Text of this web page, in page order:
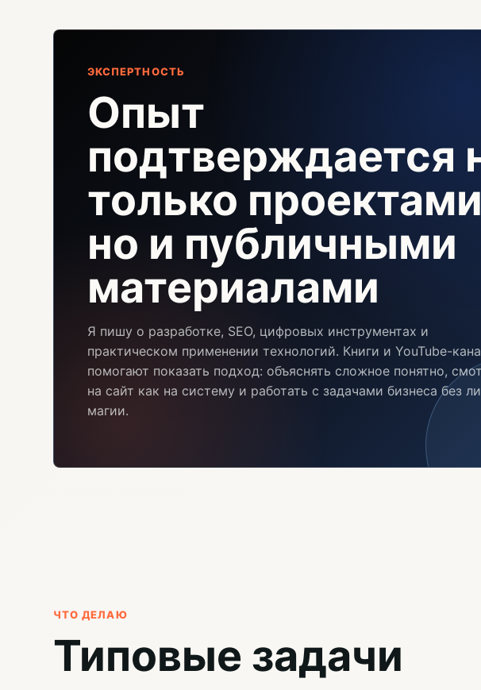
ЭКСПЕРТНОСТЬ
Опыт
подтверждается
только
но и публичными
материалами
Я пишу о разработке, SEO, цифровых инструментах и
практическом применении технологий. Книги и YouTube-
помогают показать подход: объяснять сложное понятно,
на сайт как на систему и работать с задачами бизнеса без
магии.
ЧТО ДЕЛАЮ
Типовые задачи